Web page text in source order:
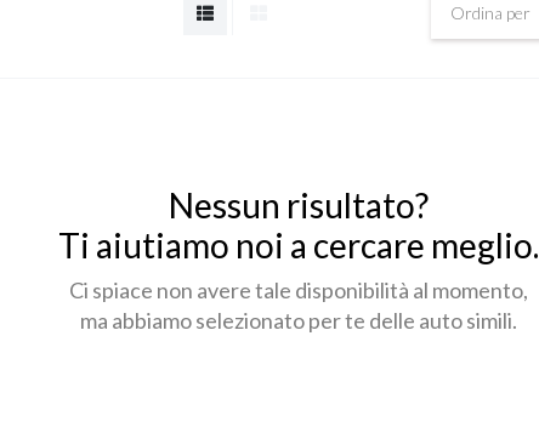
Ordina per
Nessun risultato?
Ti aiutiamo noi a cercare meglio.
Ci spiace non avere tale disponibilità al momento,
ma abbiamo selezionato per te delle auto simili.